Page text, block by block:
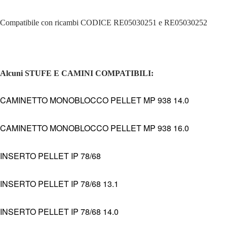
Compatibile con ricambi CODICE RE05030251 e RE05030252
Alcuni STUFE E CAMINI COMPATIBILI:
CAMINETTO MONOBLOCCO PELLET MP 938 14.0
CAMINETTO MONOBLOCCO PELLET MP 938 16.0
INSERTO PELLET IP 78/68
INSERTO PELLET IP 78/68 13.1
INSERTO PELLET IP 78/68 14.0